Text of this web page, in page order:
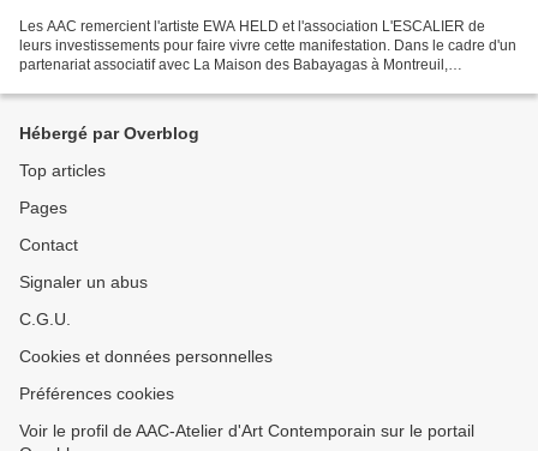
Les AAC remercient l'artiste EWA HELD et l'association L'ESCALIER de
leurs investissements pour faire vivre cette manifestation. Dans le cadre d'un
partenariat associatif avec La Maison des Babayagas à Montreuil,
Hébergé par Overblog
Top articles
Pages
Contact
Signaler un abus
C.G.U.
Cookies et données personnelles
Préférences cookies
Voir le profil de AAC-Atelier d'Art Contemporain sur le portail